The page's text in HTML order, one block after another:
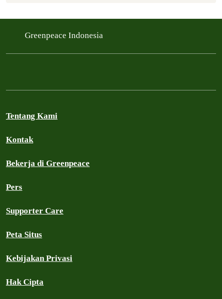
Greenpeace Indonesia
Tentang Kami
Kontak
Bekerja di Greenpeace
Pers
Supporter Care
Peta Situs
Kebijakan Privasi
Hak Cipta